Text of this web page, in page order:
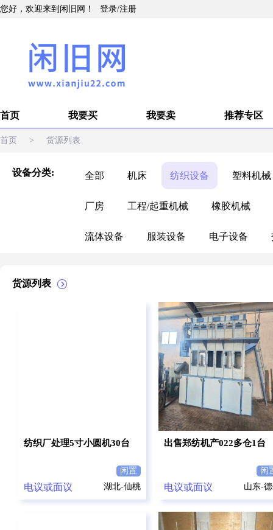
您好，欢迎来到闲旧网！ 登录/注册
首页 我要买 我要卖 推荐专区
首页 > 货源列表
设备分类: 全部 机床 纺织设备 塑料机械
厂房 工程/起重机械 橡胶机械
流体设备 服装设备 电子设备
货源列表
纺织厂处理5寸小圆机30台
闲置
电议或面议 湖北-仙桃
出售郑纺机产022多仓1台
闲
电议或面议 山东-